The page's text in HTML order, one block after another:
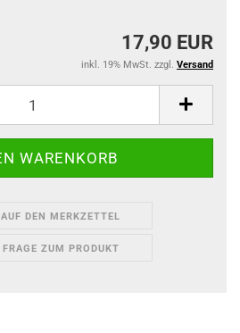
17,90 EUR
inkl. 19% MwSt. zzgl. Versand
AUF DEN MERKZETTEL
FRAGE ZUM PRODUKT